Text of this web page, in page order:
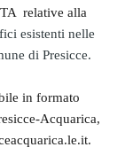
relative alla
esistenti nelle
di Presicce.
in formato
Acquarica,